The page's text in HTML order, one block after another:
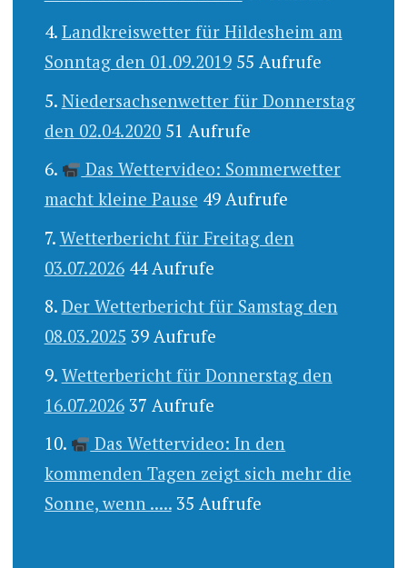
Landkreiswetter für Hildesheim am
Sonntag den 01.09.2019 55 Aufrufe
Niedersachsenwetter für Donnerstag
den 02.04.2020 51 Aufrufe
Das Wettervideo: Sommerwetter
macht kleine Pause 49 Aufrufe
Wetterbericht für Freitag den
03.07.2026 44 Aufrufe
Der Wetterbericht für Samstag den
08.03.2025 39 Aufrufe
Wetterbericht für Donnerstag den
16.07.2026 37 Aufrufe
Das Wettervideo: In den
kommenden Tagen zeigt sich mehr die
Sonne, wenn ..... 35 Aufrufe